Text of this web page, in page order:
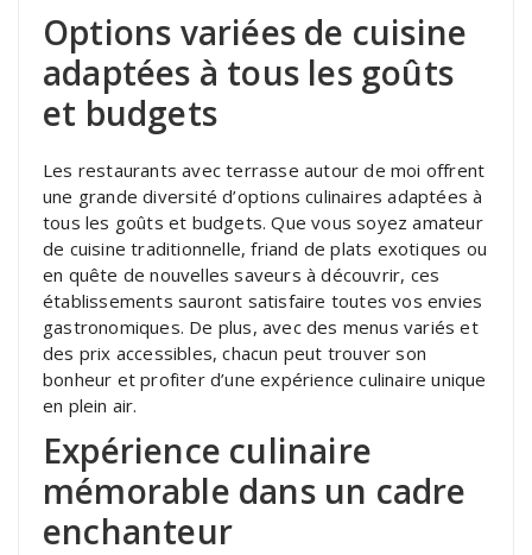
Options variées de cuisine
adaptées à tous les goûts
et budgets
Les restaurants avec terrasse autour de moi offrent
une grande diversité d’options culinaires adaptées à
tous les goûts et budgets. Que vous soyez amateur
de cuisine traditionnelle, friand de plats exotiques ou
en quête de nouvelles saveurs à découvrir, ces
établissements sauront satisfaire toutes vos envies
gastronomiques. De plus, avec des menus variés et
des prix accessibles, chacun peut trouver son
bonheur et profiter d’une expérience culinaire unique
en plein air.
Expérience culinaire
mémorable dans un cadre
enchanteur